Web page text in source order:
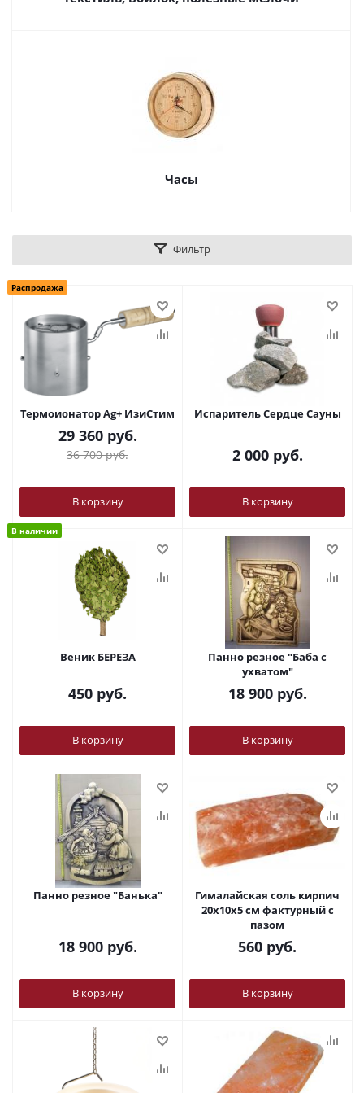
Часы
Фильтр
Распродажа
Термоионатор Ag+ ИзиСтим
29 360руб.
36 700руб.
В корзину
Испаритель Сердце Сауны
2 000руб.
В корзину
В наличии
Веник БЕРЕЗА
450 руб.
В корзину
Панно резное "Баба с
ухватом"
18 900руб.
В корзину
Панно резное "Банька"
18 900руб.
В корзину
Гималайская соль кирпич
20х10х5 см фактурный с
пазом
560 руб.
В корзину